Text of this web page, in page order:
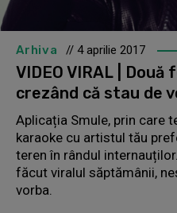
Arhiva // 4 aprilie 2017
VIDEO VIRAL |
crezând că stau de
Aplicația Smule, prin care
karaoke cu artistul tău
teren în rândul
făcut viralul săptămânii,
vorba.